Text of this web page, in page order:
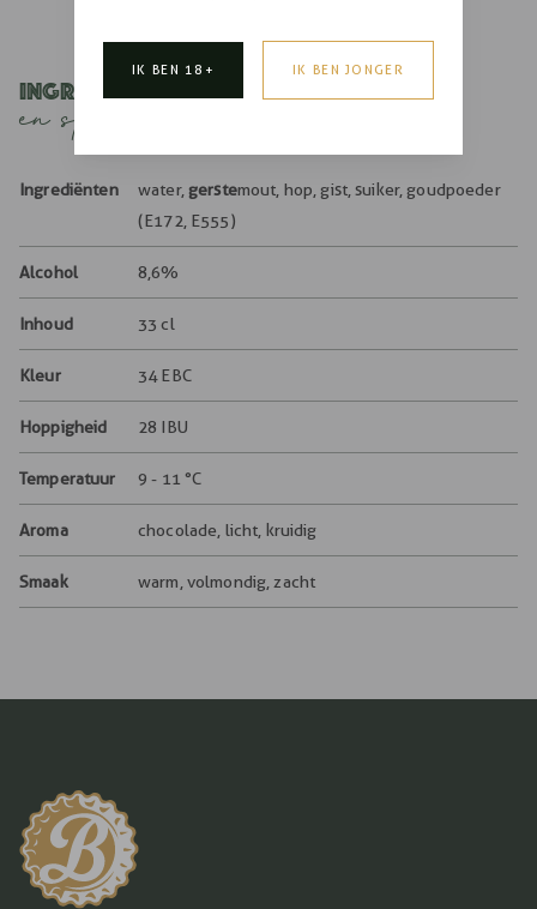
Ingrediënten
en specificaties
Ingrediënten water, gerstemout, hop, gist, suiker, goudpoeder
(E172, E555)
Alcohol 8,6%
Inhoud 33 cl
Kleur 34 EBC
Hoppigheid 28 IBU
Temperatuur 9 - 11 °C
Aroma chocolade, licht, kruidig
Smaak warm, volmondig, zacht
IK BEN 18+ IK BEN JONGER